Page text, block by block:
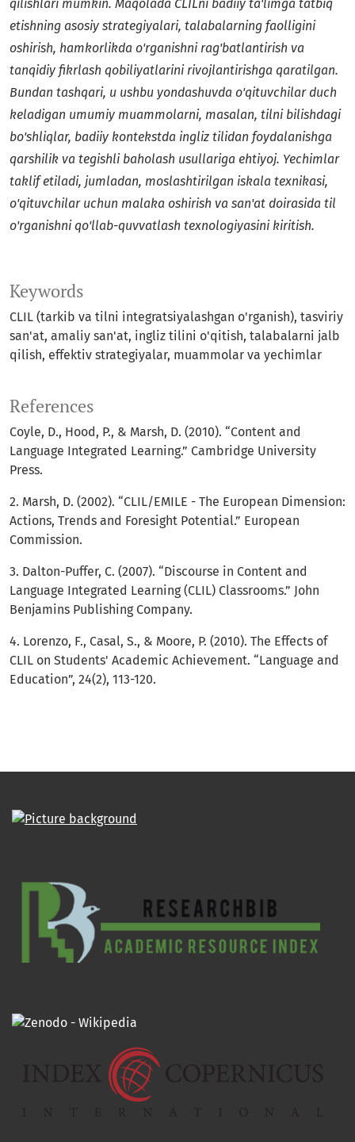
Keywords
CLIL (tarkib va tilni integratsiyalashgan o'rganish), tasviriy
san'at, amaliy san'at, ingliz tilini o'qitish, talabalarni jalb
qilish, effektiv strategiyalar, muammolar va yechimlar
qilishlari mumkin. Maqolada CLILni badiiy ta'limga tatbiq
etishning asosiy strategiyalari, talabalarning faolligini
oshirish, hamkorlikda o'rganishni rag'batlantirish va
tanqidiy fikrlash qobiliyatlarini rivojlantirishga qaratilgan.
Bundan tashqari, u ushbu yondashuvda o'qituvchilar duch
keladigan umumiy muammolarni, masalan, tilni bilishdagi
bo'shliqlar, badiiy kontekstda ingliz tilidan foydalanishga
qarshilik va tegishli baholash usullariga ehtiyoj. Yechimlar
taklif etiladi, jumladan, moslashtirilgan iskala texnikasi,
o'qituvchilar uchun malaka oshirish va san'at doirasida til
o'rganishni qo'llab-quvvatlash texnologiyasini kiritish.
References
Coyle, D., Hood, P., & Marsh, D. (2010). “Content and
Language Integrated Learning.” Cambridge University
Press.
2. Marsh, D. (2002). “CLIL/EMILE - The European Dimension:
Actions, Trends and Foresight Potential.” European
Commission.
3. Dalton-Puffer, C. (2007). “Discourse in Content and
Language Integrated Learning (CLIL) Classrooms.” John
Benjamins Publishing Company.
4. Lorenzo, F., Casal, S., & Moore, P. (2010). The Effects of
CLIL on Students' Academic Achievement. “Language and
Education”, 24(2), 113-120.